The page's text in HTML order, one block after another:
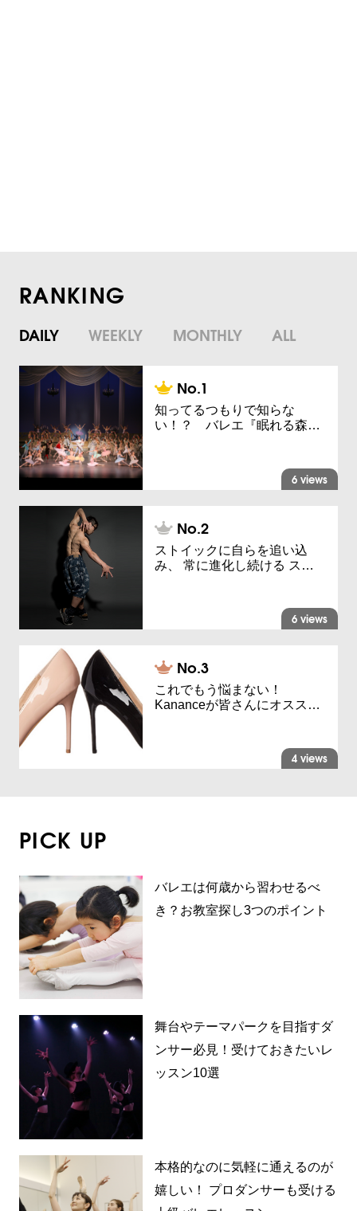
RANKING
DAILY WEEKLY MONTHLY ALL
知ってるつもりで知らな
い！？ バレエ『眠れる森…
6 views
ストイックに自らを追い込
み、 常に進化し続ける ス…
6 views
これでもう悩まない！
Kananceが皆さんにオスス…
4 views
PICK UP
バレエは何歳から習わせるべ
き？お教室探し3つのポイント
舞台やテーマパークを目指すダ
ンサー必見！受けておきたいレ
ッスン10選
本格的なのに気軽に通えるのが
嬉しい！ プロダンサーも受ける